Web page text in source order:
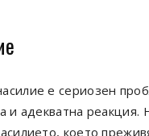
е сериозен
и адекватна реакция.
което